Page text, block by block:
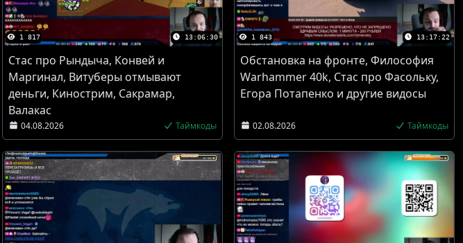
1 817 13:06:30
Стас про Рындыча, Конвей и
Маргинал, Витуберы отмывают
деньги, Кинострим, Сакрамар,
Валакас
04.08.2026 Таймкоды
1 843 13:17:22
Обстановка на фронте, Философия
Warhammer 40k, Стас про Фасольку,
Егора Потапенко и другие видосы
02.08.2026 Таймкоды